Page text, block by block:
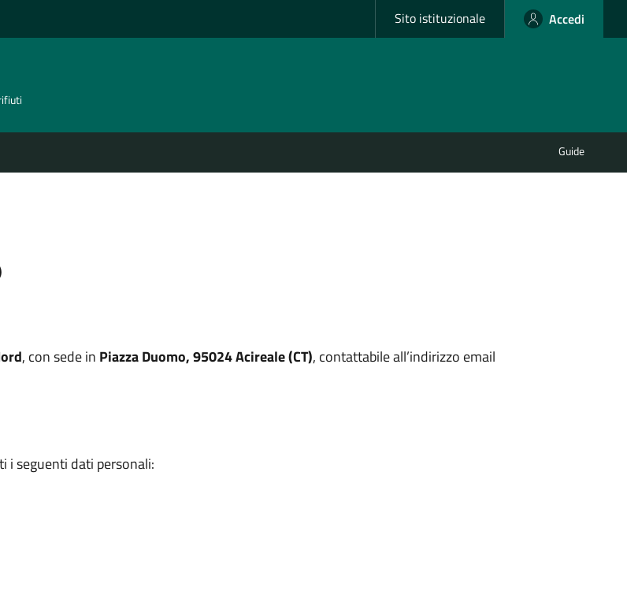
Sito istituzionale Accedi
Guide
, con sede in Piazza Duomo, 95024 Acireale (CT), contattabile all’indirizzo email
i seguenti dati personali: